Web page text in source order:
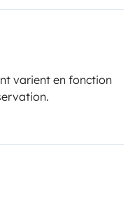
varient en fonction